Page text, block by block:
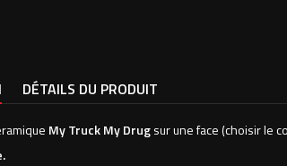
DÉTAILS DU PRODUIT
My Truck My Drugsur une face (choisir le